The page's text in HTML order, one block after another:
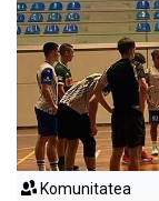
Komunitatea